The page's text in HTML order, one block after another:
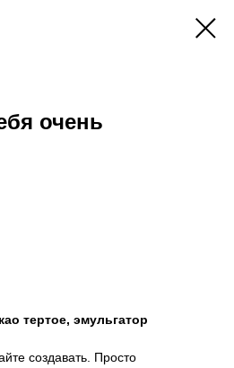
очень
тертое, эмульгатор
создавать. Просто